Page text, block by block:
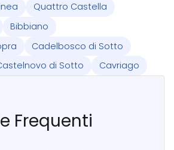
Quattro Castella
Bibbiano
Cadelbosco di Sotto
di Sotto Cavriago
Frequenti